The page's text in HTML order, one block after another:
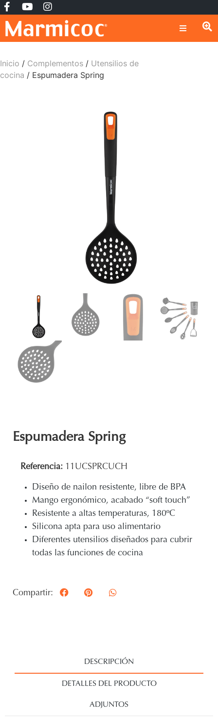
Inicio / Complementos / Utensilios de
cocina / Espumadera Spring
Espumadera Spring
Referencia: 11UCSPRCUCH
Diseño de nailon resistente, libre de BPA
Mango ergonómico, acabado “soft touch”
Resistente a altas temperaturas, 180ºC
Silicona apta para uso alimentario
Diferentes utensilios diseñados para cubrir
todas las funciones de cocina
Compartir:
DESCRIPCIÓN
DETALLES DEL PRODUCTO
ADJUNTOS